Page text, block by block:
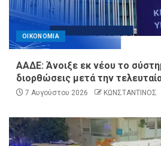
ΟΙΚΟΝΟΜΙΑ
ΑΑΔΕ: Άνοιξε εκ νέου το
διορθώσεις μετά την
7 Αυγούστου 2026 ΚΩΝΣΤΑΝΤΙΝΟΣ